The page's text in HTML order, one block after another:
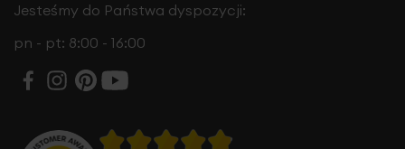
Jesteśmy do Państwa dyspozycji:
pn - pt: 8:00 - 16:00